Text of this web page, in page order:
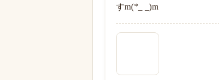
すm(*_ _)m